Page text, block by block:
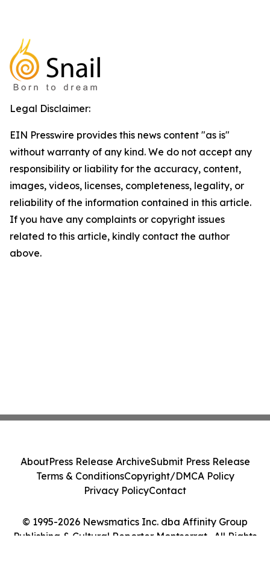
Legal Disclaimer:
EIN Presswire provides this news content "as is"
without warranty of any kind. We do not accept any
responsibility or liability for the accuracy, content,
images, videos, licenses, completeness, legality, or
reliability of the information contained in this article.
If you have any complaints or copyright issues
related to this article, kindly contact the author
above.
© 1995-2026 Newsmatics Inc. dba Affinity Group
Publishing & Cultural Reporter Montserrat . All Rights
AboutPress Release ArchiveSubmit Press Release
Terms & ConditionsCopyright/DMCA Policy
Privacy PolicyContact